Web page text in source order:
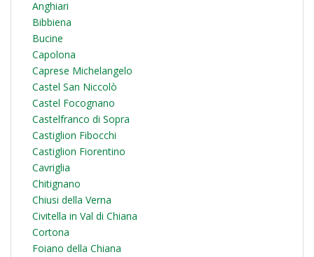
Anghiari
Bibbiena
Bucine
Capolona
Caprese Michelangelo
Castel San Niccolò
Castel Focognano
Castelfranco di Sopra
Castiglion Fibocchi
Castiglion Fiorentino
Cavriglia
Chitignano
Chiusi della Verna
Civitella in Val di Chiana
Cortona
Foiano della Chiana